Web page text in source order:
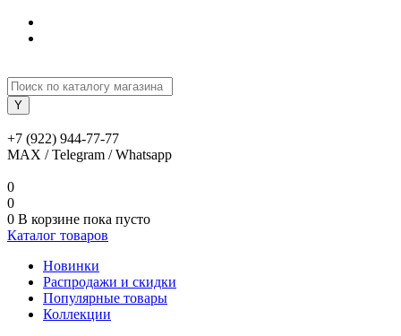
+7 (922) 944-77-77
MAX / Telegram / Whatsapp
0
0
0 В корзине пока пусто
Каталог товаров
Новинки
Распродажи и скидки
Популярные товары
Коллекции